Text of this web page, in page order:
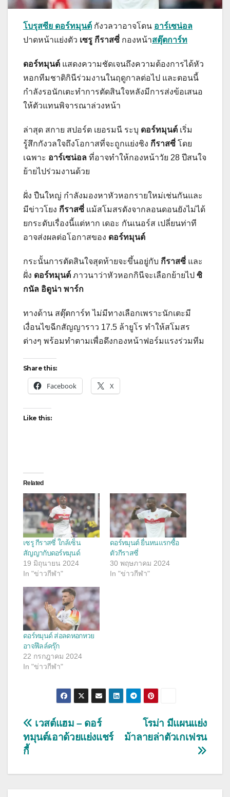
โบรุสซีย ดอร์ทมุนต์ กังวลวาอาจโดน อาร์เซน่อล
ปาดหน้าแย่งตัว เซรู กีราสซี่ กองหน้าสตุ๊ตการ์ท
ดอร์ทมุนต์ แสดงความชัดเจนถึงความต้องการได้หัว
หอกทีมชาติกินีร่วมงานในฤดูกาลต่อไป และตอนนี้
กำลังรอนักเตะทำการตัดสินใจหลังมีการส่งข้อเสนอ
ให้ตัวแทนพิจารณาล่วงหน้า
ล่าสุด สกาย สปอร์ต เยอรมนี ระบุ ดอร์ทมุนต์ เริ่ม
รู้สึกกังวลใจถึงโอกาสที่จะถูกแย่งชิง กีราสซี่ โดย
เฉพาะ อาร์เซน่อล ที่อาจทำให้กองหน้าวัย 28 ปีสนใจ
ย้ายไปร่วมงานด้วย
ฝั่ง ปืนใหญ่ กำลังมองหาหัวหอกรายใหม่เช่นกันและ
มีข่าวโยง กีราสซี่ แม้สโมสรดังจากลอนดอนยังไม่ได้
ยกระดับเรื่องนี้แต่หาก เดอะ กันเนอร์ส เปลี่ยนท่าที
อาจส่งผลต่อโอกาสของ ดอร์ทมุนต์
กระนั้นการตัดสินใจสุดท้ายจะขึ้นอยู่กับ กีราสซี่ และ
ฝั่ง ดอร์ทมุนต์ ภาวนาว่าหัวหอกกินีจะเลือกย้ายไป ซิ
กนัล อิดูน่า พาร์ก
ทางด้าน สตุ๊ตการ์ท ไม่มีทางเลือกเพราะนักเตะมี
เงื่อนไขฉีกสัญญาราว 17.5 ล้ายูโร ทำให้สโมสร
ต่างๆ พร้อมทำตามเพื่อดึงกองหน้าฟอร์มแรงร่วมทีม
Share this:
Facebook X
Like this:
Related
เซรู กีราสซี่ ใกล้เซ็น
สัญญากับดอร์ทมุนด์
19 มิถุนายน 2024
In "ข่าวกีฬา"
ดอร์ทมุนต์ ยื่นหนแรกซื้อ
ตัวกีราสซี่
30 พฤษภาคม 2024
In "ข่าวกีฬา"
ดอร์ทมุนด์ ส่อลดหอกหวย
อาจฟึลล์ครุ๊ก
22 กรกฎาคม 2024
In "ข่าวกีฬา"
แนะแนว
เรื่อง
โรม่า มีแผนแย่ง
ม้าลายล่าตัวเกเฟรน
เวสต์แฮม – ดอร์
ทมุนต์เอาด้วยแย่งแชร์
กี้